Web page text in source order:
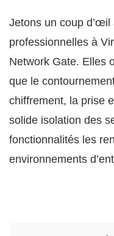
Jetons un coup
professionnelles à
Network Gate. Elles
que le
chiffrement, la prise
solide isolation des
fonctionnalités les
environnements